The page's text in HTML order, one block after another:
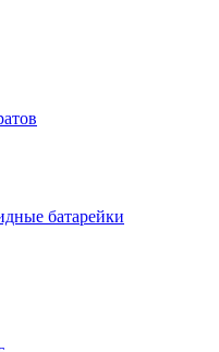
батарейки